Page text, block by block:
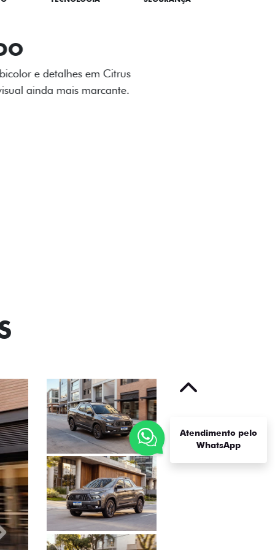
e nas laterais reforçam a identidade
comemorativa.
Anterior
Atendimento pelo
WhatsApp